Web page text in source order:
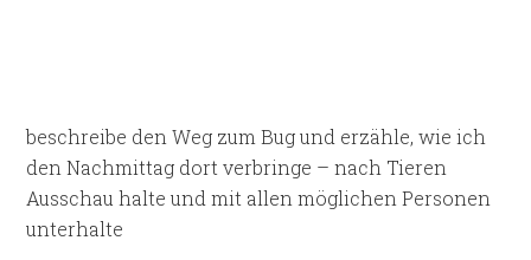
beschreibe den Weg zum Bug und erzähle, wie ich
den Nachmittag dort verbringe – nach Tieren
Ausschau halte und mit allen möglichen Personen
unterhalte